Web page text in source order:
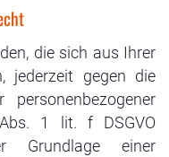
die sich aus Ihrer
jederzeit gegen die
personenbezogener
1 lit. f DSGVO
Grundlage einer